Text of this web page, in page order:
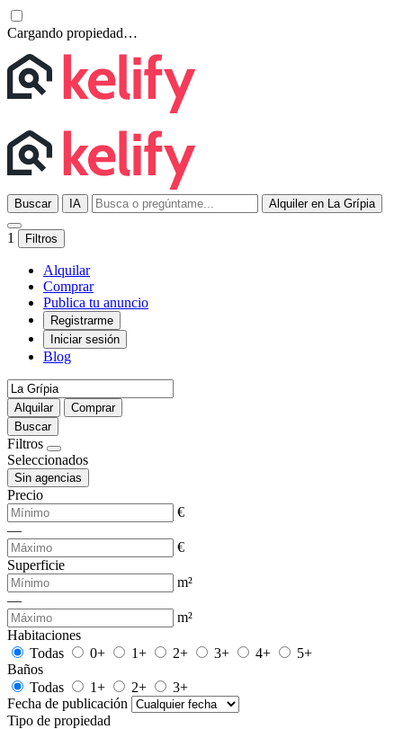
Cargando propiedad…
Buscar IA Alquiler en La Grípia
1 Filtros
Alquilar
Comprar
Publica tu anuncio
Registrarme
Iniciar sesión
Blog
Alquilar
Comprar
Buscar
Filtros
Seleccionados
Sin agencias
Precio
€
—
€
Superficie
m²
—
m²
Habitaciones
Todas
0+ 1+ 2+ 3+ 4+
5+
Baños
Todas
1+ 2+
3+
Fecha de publicación
Tipo de propiedad